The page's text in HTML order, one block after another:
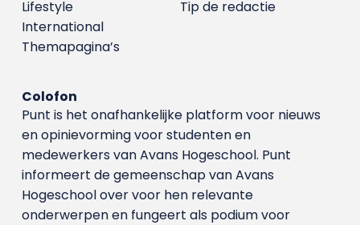
Tip de redactie
Lifestyle
International
Themapagina’s
Colofon
Punt is het onafhankelijke platform voor nieuws
en opinievorming voor studenten en
medewerkers van Avans Hoge­school. Punt
informeert de gemeenschap van Avans
Hogeschool over voor hen relevante
onderwerpen en fungeert als podium voor